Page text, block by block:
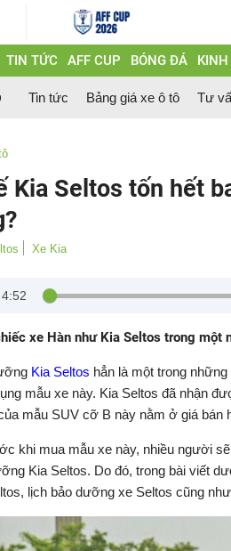
TIN TỨC AFF CUP BÓNG ĐÁ
Tin tức Bảng giá xe ô tô Tư
Kia Seltos tốn hết
Xe Kia
4:52
xe Hàn như Kia Seltos trong một
Kia Seltos hẳn là một trong
mẫu xe này. Kia Seltos đã nhận
mẫu SUV cỡ B này nằm ở giá bán
khi mua mẫu xe này, nhiều người
Kia Seltos. Do đó, trong bài viết
lịch bảo dưỡng xe Seltos cũng